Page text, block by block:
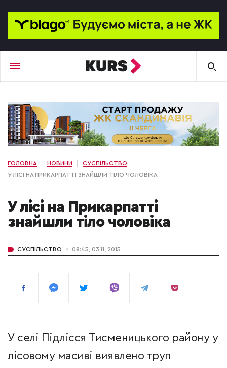
ГОЛОВНА НОВИНИ
СУСПІЛЬСТВО
У ЛІСІ НА ПРИКАРПАТТІ ЗНАЙШЛИ ТІЛО ЧОЛОВІКА
У лісі на Прикарпатті
знайшли тіло чоловіка
СУСПІЛЬСТВО 08:45, 03.11, 2015
У селі Підлісся Тисменицького району у
лісовому масиві виявлено труп